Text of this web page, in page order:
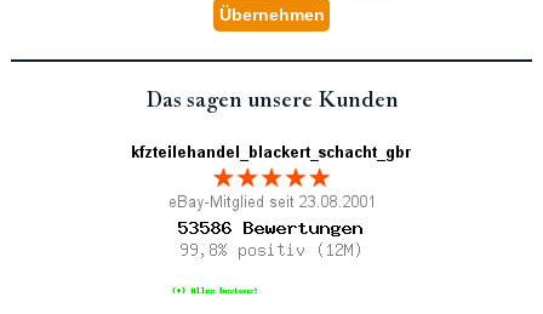
Das sagen unsere Kunden